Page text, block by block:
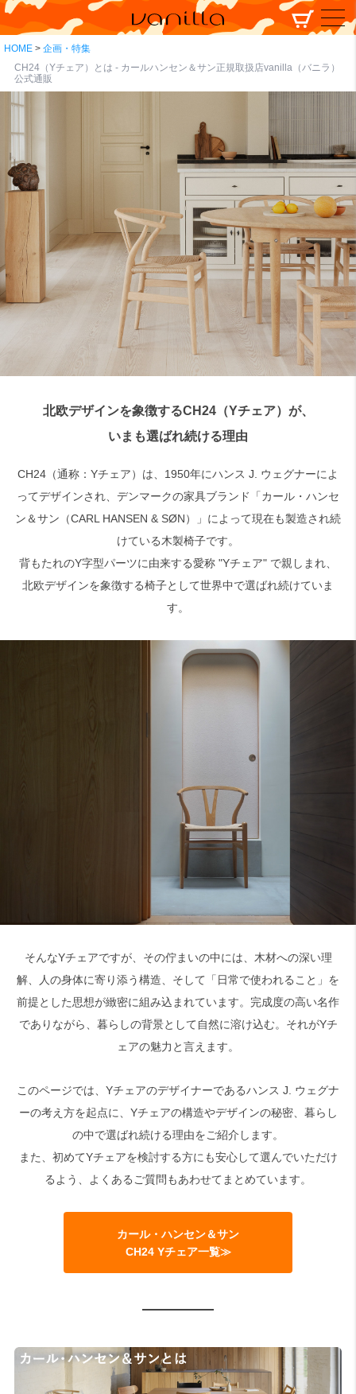
HOME
企画・特集
CH24（Yチェア）とは - カールハンセン＆サン正規取扱店vanilla（バニラ）
公式通販
北欧デザインを象徴するCH24（Yチェア）が、
いまも選ばれ続ける理由
CH24（通称：Yチェア）は、1950年にハンス J. ウェグナーによ
ってデザインされ、デンマークの家具ブランド「カール・ハンセ
ン＆サン（CARL HANSEN & SØN）」によって現在も製造され続
けている木製椅子です。
背もたれのY字型パーツに由来する愛称 "Yチェア" で親しまれ、
北欧デザインを象徴する椅子として世界中で選ばれ続けていま
す。
そんなYチェアですが、その佇まいの中には、木材への深い理
解、人の身体に寄り添う構造、そして「日常で使われること」を
前提とした思想が緻密に組み込まれています。完成度の高い名作
でありながら、暮らしの背景として自然に溶け込む。それがYチ
ェアの魅力と言えます。
このページでは、Yチェアのデザイナーであるハンス J. ウェグナ
ーの考え方を起点に、Yチェアの構造やデザインの秘密、暮らし
の中で選ばれ続ける理由をご紹介します。
また、初めてYチェアを検討する方にも安心して選んでいただけ
るよう、よくあるご質問もあわせてまとめています。
カール・ハンセン＆サン
CH24 Yチェア一覧≫